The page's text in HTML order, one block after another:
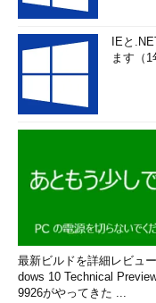
IEと
ます（
最新ビルドを詳細レビュ
dows 10 Technical
9926がやってきた ...